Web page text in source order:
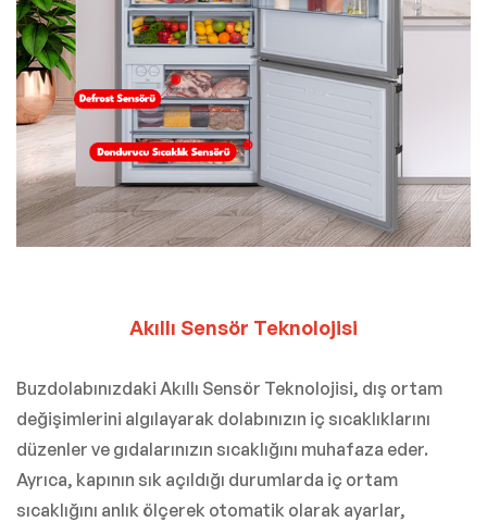
Akıllı Sensör Teknolojisi
Buzdolabınızdaki Akıllı Sensör Teknolojisi, dış ortam
değişimlerini algılayarak dolabınızın iç sıcaklıklarını
düzenler ve gıdalarınızın sıcaklığını muhafaza eder.
Ayrıca, kapının sık açıldığı durumlarda iç ortam
sıcaklığını anlık ölçerek otomatik olarak ayarlar,